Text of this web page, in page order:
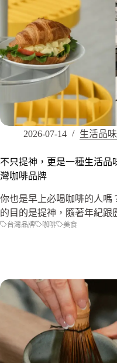
2026-07-14 生活品味
不只提神，更是一種生活品
灣咖啡品牌
你也是早上必喝咖啡的人嗎
的目的是提神，隨著年紀
台灣品牌 咖啡 美食